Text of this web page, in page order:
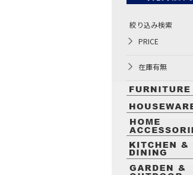
絞り込み検索
PRICE
在庫有無